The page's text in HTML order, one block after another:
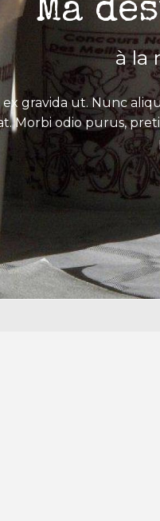
Ma
à la
gravida ut. Nunc
Morbi odio purus,
aux